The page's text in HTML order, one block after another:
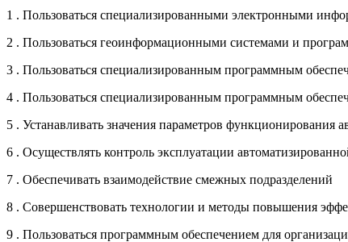
1 . Пользоваться специализированными электронными
2 . Пользоваться геоинформационными системами и
3 . Пользоваться специализированным программным
4 . Пользоваться специализированным программным
5 . Устанавливать значения параметров функционирования
6 . Осуществлять контроль эксплуатации
7 . Обеспечивать взаимодействие смежных подразделений
8 . Совершенствовать технологии и методы повышения
9 . Пользоваться программным обеспечением для